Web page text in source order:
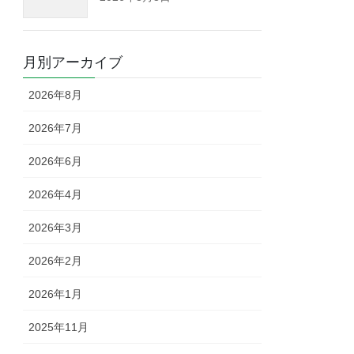
月別アーカイブ
2026年8月
2026年7月
2026年6月
2026年4月
2026年3月
2026年2月
2026年1月
2025年11月